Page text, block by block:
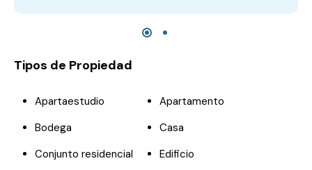
Tipos de Propiedad
Apartaestudio
Apartamento
Bodega
Casa
Conjunto residencial
Edificio